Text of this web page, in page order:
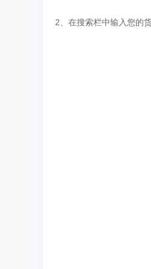
2、在搜索栏中输入您的